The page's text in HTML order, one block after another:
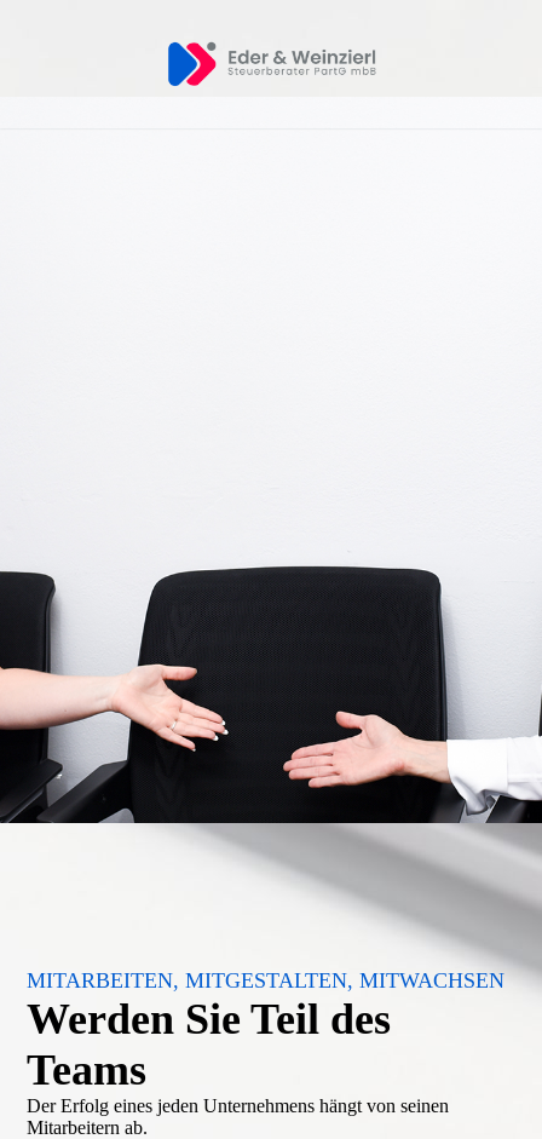
MITARBEITEN, MITGESTALTEN, MITWACHSEN
Werden Sie Teil des
Teams
Der Erfolg eines jeden Unternehmens hängt von seinen
Mitarbeitern ab.